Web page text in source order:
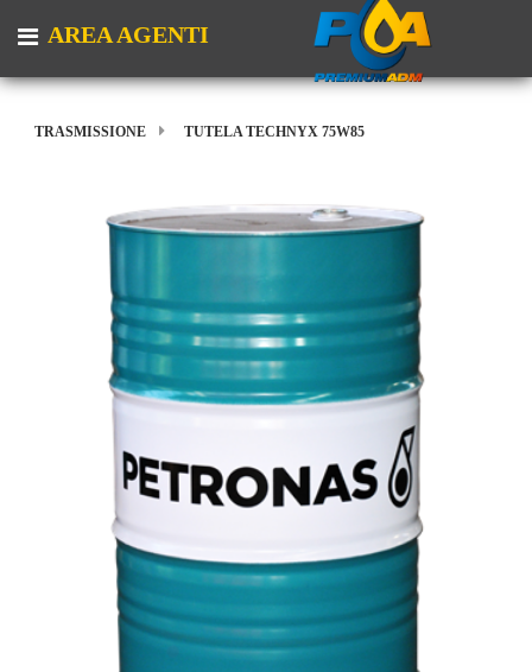
Open menu
AREA AGENTI
TRASMISSIONE TUTELA TECHNYX 75W85